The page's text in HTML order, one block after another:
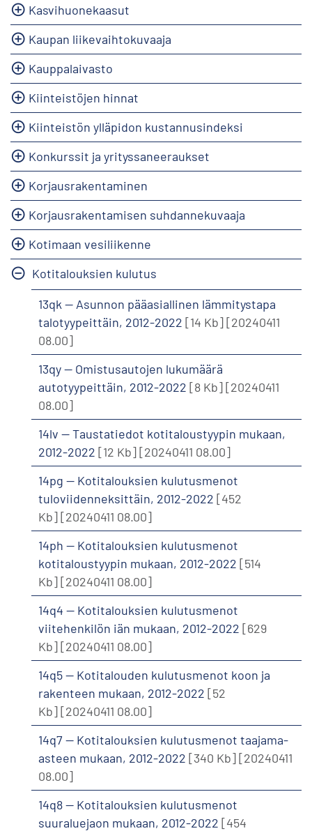
Kasvihuonekaasut
Kaupan liikevaihtokuvaaja
Kauppalaivasto
Kiinteistöjen hinnat
Kiinteistön ylläpidon kustannusindeksi
Konkurssit ja yrityssaneeraukset
Korjausrakentaminen
Korjausrakentamisen suhdannekuvaaja
Kotimaan vesiliikenne
Kotitalouksien kulutus
13qk -- Asunnon pääasiallinen lämmitystapa
talotyypeittäin, 2012-2022 [14 Kb][20240411
08.00]
13qy -- Omistusautojen lukumäärä
autotyypeittäin, 2012-2022 [8 Kb][20240411
08.00]
14lv -- Taustatiedot kotitaloustyypin mukaan,
2012-2022 [12 Kb][20240411 08.00]
14pg -- Kotitalouksien kulutusmenot
tuloviidenneksittäin, 2012-2022 [452
Kb][20240411 08.00]
14ph -- Kotitalouksien kulutusmenot
kotitaloustyypin mukaan, 2012-2022 [514
Kb][20240411 08.00]
14q4 -- Kotitalouksien kulutusmenot
viitehenkilön iän mukaan, 2012-2022 [629
Kb][20240411 08.00]
14q5 -- Kotitalouden kulutusmenot koon ja
rakenteen mukaan, 2012-2022 [52
Kb][20240411 08.00]
14q7 -- Kotitalouksien kulutusmenot taajama-
asteen mukaan, 2012-2022 [340 Kb][20240411
08.00]
14q8 -- Kotitalouksien kulutusmenot
suuraluejaon mukaan, 2012-2022 [454